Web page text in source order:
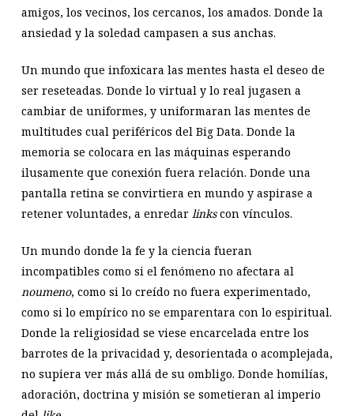
amigos, los vecinos, los cercanos, los amados. Donde la
ansiedad y la soledad campasen a sus anchas.
Un mundo que infoxicara las mentes hasta el deseo de
ser reseteadas. Donde lo virtual y lo real jugasen a
cambiar de uniformes, y uniformaran las mentes de
multitudes cual periféricos del Big Data. Donde la
memoria se colocara en las máquinas esperando
ilusamente que conexión fuera relación. Donde una
pantalla retina se convirtiera en mundo y aspirase a
retener voluntades, a enredar linkscon vínculos.
Un mundo donde la fe y la ciencia fueran
incompatibles como si el fenómeno no afectara al
noumeno, como si lo creído no fuera experimentado,
como si lo empírico no se emparentara con lo espiritual.
Donde la religiosidad se viese encarcelada entre los
barrotes de la privacidad y, desorientada o acomplejada,
no supiera ver más allá de su ombligo. Donde homilías,
adoración, doctrina y misión se sometieran al imperio